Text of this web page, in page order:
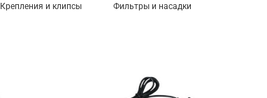
Крепления и клипсы Фильтры и насадки